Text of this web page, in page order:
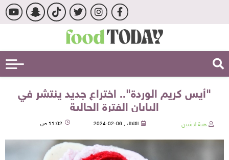
"أيس كريم الوردة".. اختراع جديد ينتشر في
اليابان الفترة الحالية
هبة لاشين الثلاثاء , 06-02-2024 11:02 ص